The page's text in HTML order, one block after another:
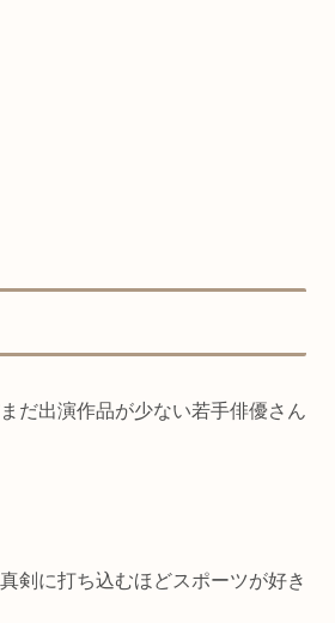
だ出演作品が少ない若手俳優さん
剣に打ち込むほどスポーツが好き